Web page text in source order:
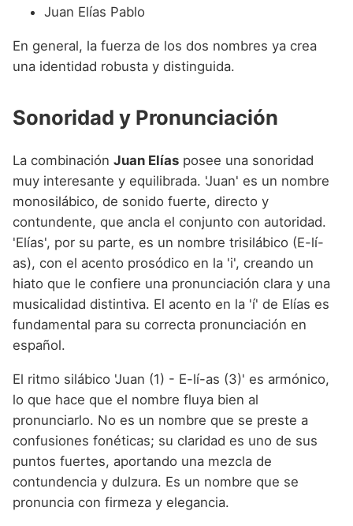
Juan Elías Pablo
En general, la fuerza de los dos nombres ya crea
una identidad robusta y distinguida.
Sonoridad y Pronunciación
La combinación Juan Elías posee una sonoridad
muy interesante y equilibrada. 'Juan' es un nombre
monosilábico, de sonido fuerte, directo y
contundente, que ancla el conjunto con autoridad.
'Elías', por su parte, es un nombre trisilábico (E-lí-
as), con el acento prosódico en la 'i', creando un
hiato que le confiere una pronunciación clara y una
musicalidad distintiva. El acento en la 'í' de Elías es
fundamental para su correcta pronunciación en
español.
El ritmo silábico 'Juan (1) - E-lí-as (3)' es armónico,
lo que hace que el nombre fluya bien al
pronunciarlo. No es un nombre que se preste a
confusiones fonéticas; su claridad es uno de sus
puntos fuertes, aportando una mezcla de
contundencia y dulzura. Es un nombre que se
pronuncia con firmeza y elegancia.